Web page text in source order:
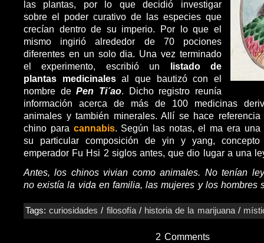
las plantas, por lo que decidió investigar
sobre el poder curativo de las especies que
crecían dentro de su imperio. Por lo que el
mismo ingirió alrededor de 70 pociones
diferentes en un solo dia. Una vez terminado
el experimento, escribió un listado de
plantas medicinalesal que bautizó con el
nombre dePen Ti´ao. Dicho registro reunía
información acerca de más de 100 medicinas
animales y también minerales. Allí se hace
chino para cannabis. Según las notas, el ma era una
su particular composición de yin y yang,
emperador Fu Hsi 2 siglos antes, que dio lugar a una
Antes, los chinos vivian como animales. No tenían
no existía la vida en familia, las mujeres y los hombres
Tags:curiosidades / filosofía/ historia de la marijuana/
2 Comments